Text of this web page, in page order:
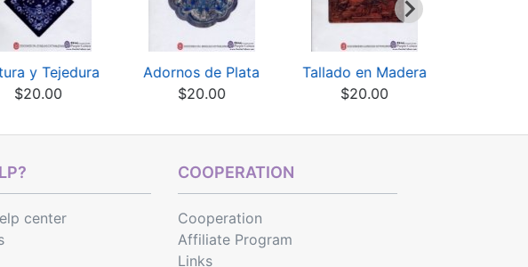
y Tejedura
$20.00
Adornos de Plata
$20.00
Tallado en Madera
$20.00
center
COOPERATION
Cooperation
Affiliate Program
Links